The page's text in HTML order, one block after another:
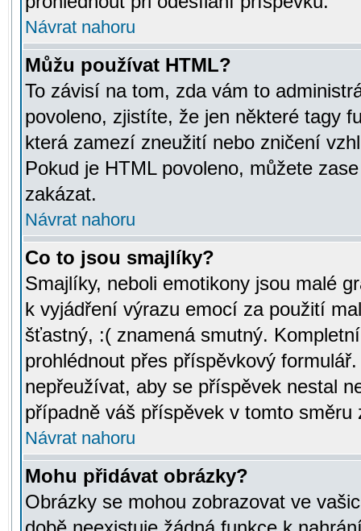
Návrat nahoru
Můžu používat HTML?
To závisí na tom, zda vám to
povoleno, zjistíte, že jen některé tagy
která zamezí zneužití nebo zničení
Pokud je HTML povoleno, můžete
zakázat.
Návrat nahoru
Co to jsou smajlíky?
Smajlíky, neboli emotikony jsou malé
k vyjádření výrazu emocí za použití
šťastný, :( znamená smutný.
prohlédnout přes příspěvkový
nepřeužívat, aby se příspěvek nestal
případně váš příspěvek v tomto směru
Návrat nahoru
Mohu přidávat obrázky?
Obrázky se mohou zobrazovat ve